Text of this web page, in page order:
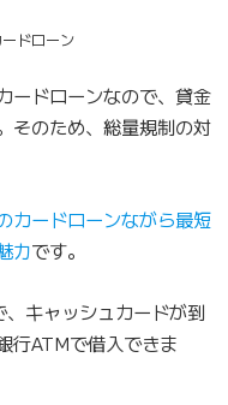
ドローン
ードローンなので、貸金
そのため、総量規制の対
カードローンながら最短
力です。
キャッシュカードが到
行ATMで借入できま